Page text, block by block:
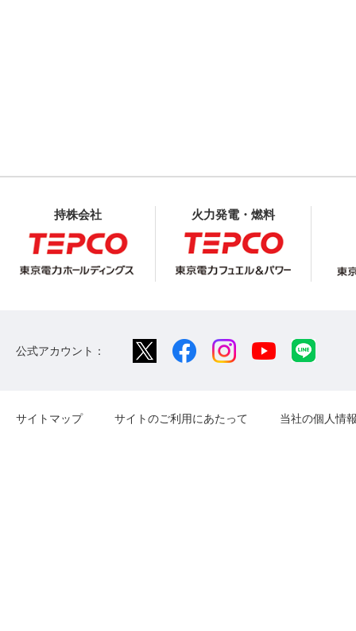
持株会社 火力発電・燃料
公式アカウント：
サイトマップ サイトのご利用にあたって 当社の個人情